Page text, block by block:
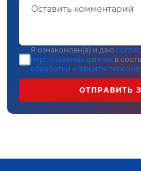
Я ознакомлен(а) и даю
персональных данных в
обработки и защиты
ОТПРАВИТЬ